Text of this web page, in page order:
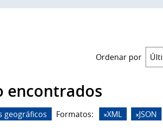
Ordenar por
encontrados
geográficos Formatos: XML JSON